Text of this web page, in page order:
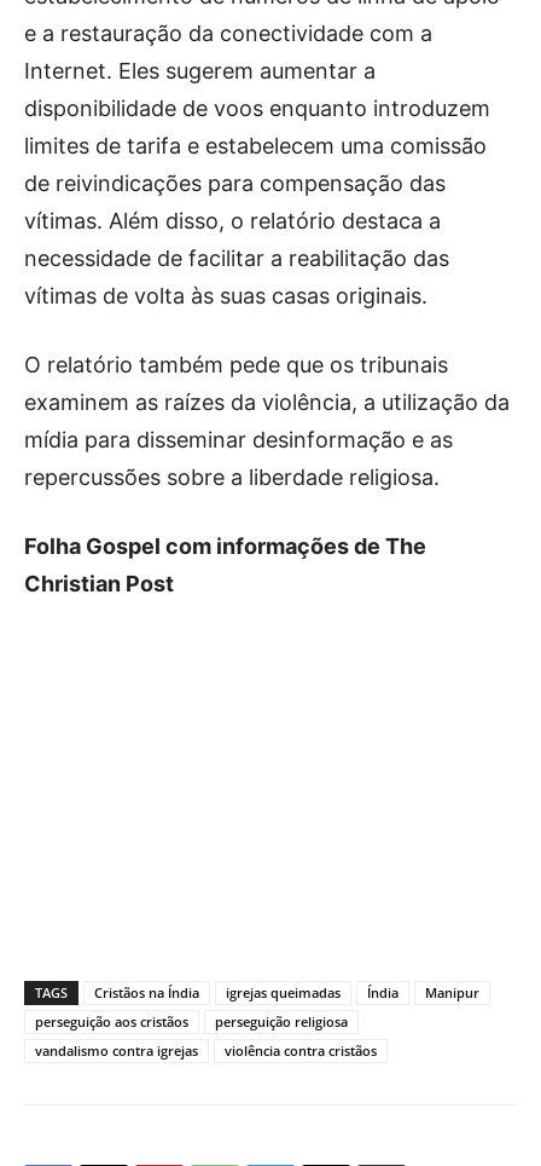
e a restauração da conectividade com a
Internet. Eles sugerem aumentar a
disponibilidade de voos enquanto introduzem
limites de tarifa e estabelecem uma comissão
de reivindicações para compensação das
vítimas. Além disso, o relatório destaca a
necessidade de facilitar a reabilitação das
vítimas de volta às suas casas originais.
O relatório também pede que os tribunais
examinem as raízes da violência, a utilização da
mídia para disseminar desinformação e as
repercussões sobre a liberdade religiosa.
Folha Gospel com informações de The
Christian Post
TAGS Cristãos na Índia igrejas queimadas Índia
Manipur
perseguição aos cristãos
perseguição religiosa
vandalismo contra igrejas
violência contra cristãos